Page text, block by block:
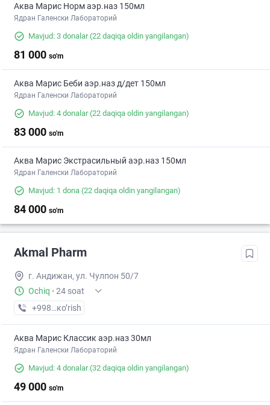
Аква Марис Норм аэр.наз 150мл
Ядран Галенски Лабораторий
Mavjud: 3 donalar(22 daqiqa oldin yangilangan)
81 000 so'm
Аква Марис Беби аэр.наз д/дет 150мл
Ядран Галенски Лабораторий
Mavjud: 4 donalar(22 daqiqa oldin yangilangan)
83 000 so'm
Аква Марис Экстрасильный аэр.наз 150мл
Ядран Галенски Лабораторий
Mavjud: 1 dona (22 daqiqa oldin yangilangan)
84 000 so'm
Akmal Pharm
г. Андижан, ул. Чулпон 50/7
Ochiq · 24 soat
+998 (91) XXX-XX-XX
кo’rish
Аква Марис Классик аэр.наз 30мл
Ядран Галенски Лабораторий
Mavjud: 4 donalar(32 daqiqa oldin yangilangan)
49 000 so'm